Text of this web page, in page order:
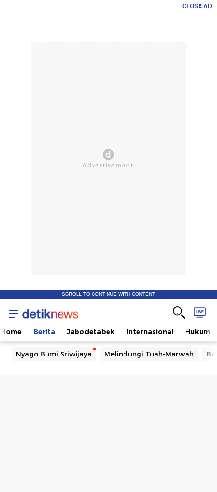
CLOSE AD
SCROLL TO CONTINUE WITH CONTENT
Home Berita Jabodetabek Internasional Hukum
Nyago Bumi Sriwijaya Melindungi Tuah-Marwah